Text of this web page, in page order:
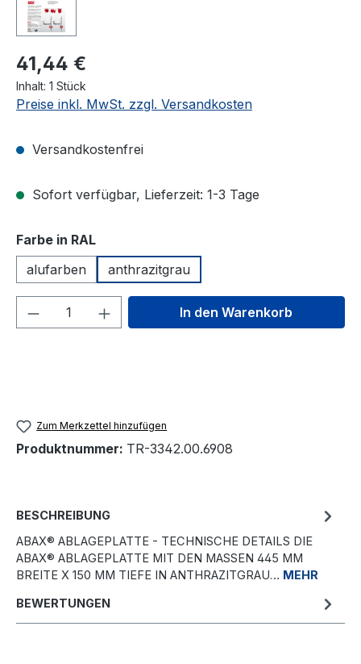
41,44 €
Inhalt: 1 Stück
Preise inkl. MwSt. zzgl. Versandkosten
Versandkostenfrei
Sofort verfügbar, Lieferzeit: 1-3 Tage
Farbe in RALauswählen
alufarben
anthrazitgrau
Produkt Anzahl: Gib denIn den Warenkorb
Zum Merkzettel hinzufügen
Produktnummer: TR-3342.00.6908
BESCHREIBUNG
ABAX® ABLAGEPLATTE - TECHNISCHE DETAILS DIE
ABAX® ABLAGEPLATTE MIT DEN MASSEN 445 MM B
REITE X 150 MM TIEFE IN ANTHRAZITGRAU… MEHR
BEWERTUNGEN